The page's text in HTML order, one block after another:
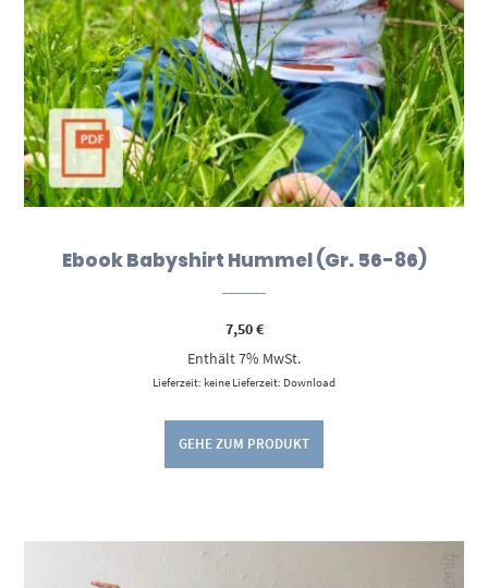
Ebook Babyshirt Hummel (Gr. 56-86)
7,50€
Enthält 7% MwSt.
Lieferzeit: keine Lieferzeit: Download
GEHE ZUM PRODUKT